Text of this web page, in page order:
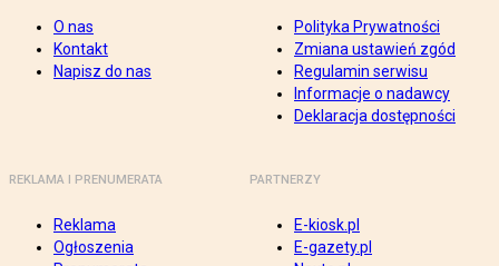
O nas
Kontakt
Napisz do nas
Polityka Prywatności
Zmiana ustawień zgód
Regulamin serwisu
Informacje o nadawcy
Deklaracja dostępności
REKLAMA I PRENUMERATA
Reklama
Ogłoszenia
PARTNERZY
E-kiosk.pl
E-gazety.pl